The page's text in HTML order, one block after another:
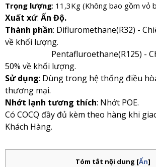
Trọng lượng: 11,3Kg (Không bao gồm vỏ
Xuất xứ: Ấn Độ.
Thành phần: Difluromethane(R32) -
về khối lượng.
Pentafluroethane(R125) -
50% về khối lượng.
Sử dụng: Dùng trong hệ thống điều
thương mại.
Nhớt lạnh tương thích: Nhớt POE.
Có COCQ đầy đủ kèm theo hàng khi
Khách Hàng.
Tóm tắt nội dung [Ẩn]